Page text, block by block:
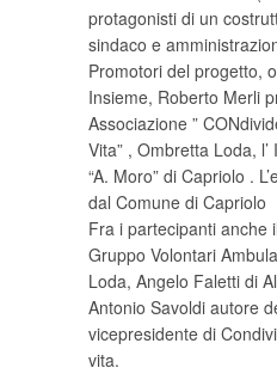
protagonisti di un
sindaco e
Promotori del progetto,
Insieme, Roberto Merli
Associazione ”
Vita” , Ombretta Loda,
“A. Moro” di Capriolo .
dal Comune di Capriolo
Fra i partecipanti anche
Gruppo Volontari
Loda, Angelo Faletti di
Antonio Savoldi autore
vicepresidente di
vita.